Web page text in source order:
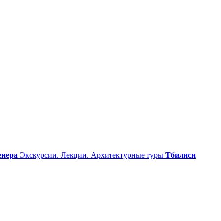
Экскурсии. Лекции. Архитектурные туры Тбилиси